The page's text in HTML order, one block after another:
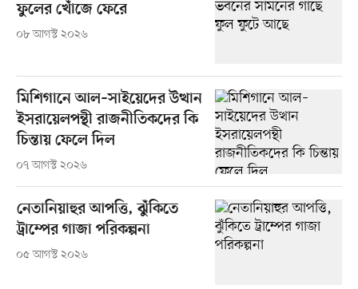
ফুলের খোঁজে ফেরে
০৮ আগস্ট ২০২৬
মিশিগানে আল–সাইয়েদের উত্থান
ইসরায়েলপন্থী রাজনীতিকদের কি
চিন্তায় ফেলে দিল
০৭ আগস্ট ২০২৬
নেতানিয়াহুর আপত্তি, ঝুঁকিতে
ট্রাম্পের গাজা পরিকল্পনা
০৫ আগস্ট ২০২৬